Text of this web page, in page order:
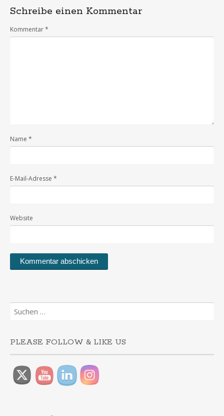
Schreibe einen Kommentar
Kommentar*
Name *
E-Mail-Adresse *
Website
Suchen
nach:
PLEASE FOLLOW & LIKE US